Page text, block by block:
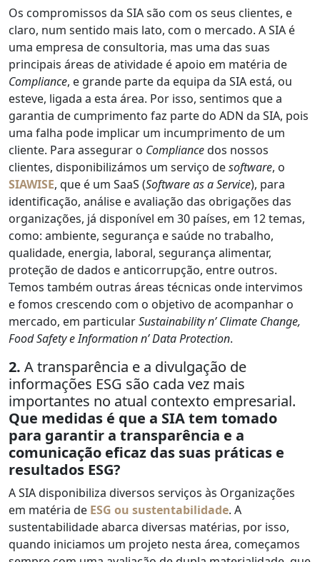
Os compromissos da SIA são com os seus clientes, e
claro, num sentido mais lato, com o mercado. A SIA é
uma empresa de consultoria, mas uma das suas
principais áreas de atividade é apoio em matéria de
Compliance, e grande parte da equipa da SIA está, ou
esteve, ligada a esta área. Por isso, sentimos que a
garantia de cumprimento faz parte do ADN da SIA, pois
uma falha pode implicar um incumprimento de um
cliente. Para assegurar o Compliancedos nossos
clientes, disponibilizámos um serviço desoftware, o
SIAWISE, que é um SaaS (Software as a Service), para
identificação, análise e avaliação das obrigações das
organizações, já disponível em 30 países, em 12 temas,
como: ambiente, segurança e saúde no trabalho,
qualidade, energia, laboral, segurança alimentar,
proteção de dados e anticorrupção, entre outros.
Temos também outras áreas técnicas onde intervimos
e fomos crescendo com o objetivo de acompanhar o
mercado, em particularSustainability n’ Climate Change,
Food Safety e Information n’ Data Protection.
2. A transparência e a divulgação de
informações ESG são cada vez mais
importantes no atual contexto empresarial.
Que medidas é que a SIA tem tomado
para garantir a transparência e a
comunicação eficaz das suas práticas e
resultados ESG?
A SIA disponibiliza diversos serviços às Organizações
em matéria de ESG ou sustentabilidade. A
sustentabilidade abarca diversas matérias, por isso,
quando iniciamos um projeto nesta área, começamos